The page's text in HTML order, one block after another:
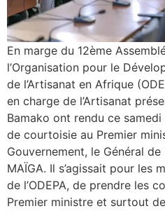
En marge du 12ème
l’Organisation pour le
de l’Artisanat en Afrique
en charge de l’Artisanat
Bamako ont rendu ce
de courtoisie au Premier
Gouvernement, le Général
MAÏGA. Il s’agissait pour les
de l’ODEPA, de prendre les
Premier ministre et surtout